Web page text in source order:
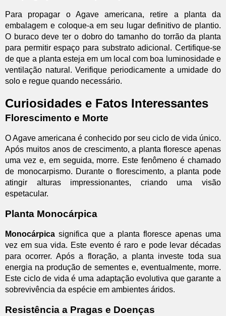
Para propagar o Agave americana, retire a planta da
embalagem e coloque-a em seu lugar definitivo de plantio.
O buraco deve ter o dobro do tamanho do torrão da planta
para permitir espaço para substrato adicional. Certifique-se
de que a planta esteja em um local com boa luminosidade e
ventilação natural. Verifique periodicamente a umidade do
solo e regue quando necessário.
Curiosidades e Fatos Interessantes
Florescimento e Morte
O Agave americana é conhecido por seu ciclo de vida único.
Após muitos anos de crescimento, a planta floresce apenas
uma vez e, em seguida, morre. Este fenômeno é chamado
de monocarpismo. Durante o florescimento, a planta pode
atingir alturas impressionantes, criando uma visão
espetacular.
Planta Monocárpica
Monocárpica significa que a planta floresce apenas uma
vez em sua vida. Este evento é raro e pode levar décadas
para ocorrer. Após a floração, a planta investe toda sua
energia na produção de sementes e, eventualmente, morre.
Este ciclo de vida é uma adaptação evolutiva que garante a
sobrevivência da espécie em ambientes áridos.
Resistência a Pragas e Doenças